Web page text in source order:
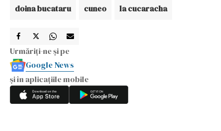
doina bucataru cuneo la cucaracha
Urmăriți-ne și pe
Google News
și în aplicațiile mobile